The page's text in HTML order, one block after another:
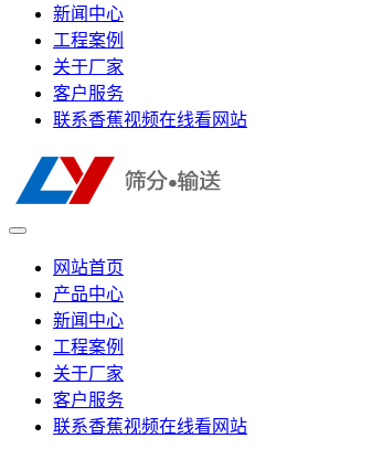
新闻中心
工程案例
关于厂家
客户服务
联系香蕉视频在线看网站
网站首页
产品中心
新闻中心
工程案例
关于厂家
客户服务
联系香蕉视频在线看网站